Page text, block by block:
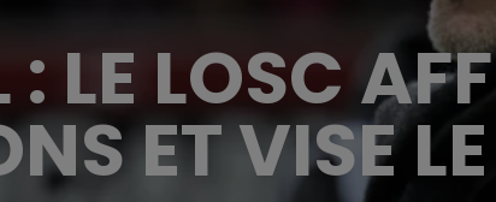
LE LOSC
ET VISE